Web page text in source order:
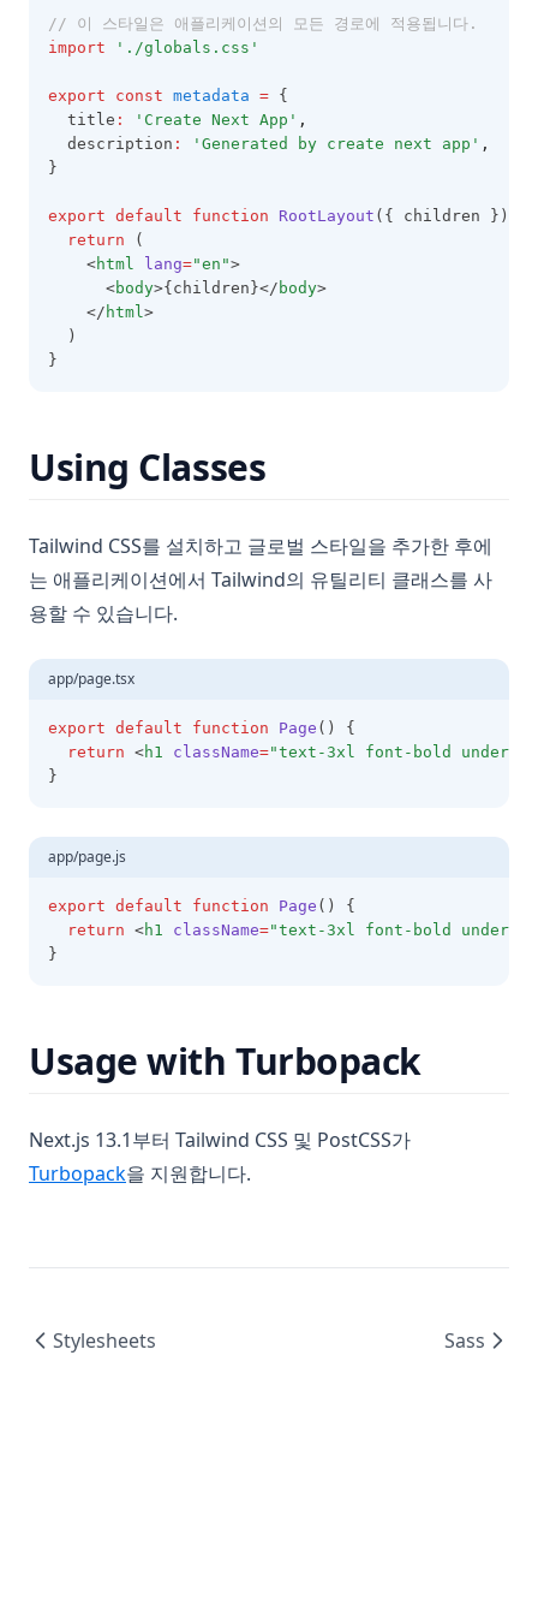
// 이 스타일은 애플리케이션의 모든 경로에 적용됩니다.
import
'./globals.css'
export const metadata = {
  title
: 'Create Next App' ,
  description
: 'Generated by create next app' ,
}
export default function RootLayout ({ children }) {
return (
    <
html lang="en">
      <
body>{children}</ body>
    </
html>
  )
}
Using Classes
Tailwind CSS를 설치하고 글로벌 스타일을 추가한 후에
는 애플리케이션에서 Tailwind의 유틸리티 클래스를 사
용할 수 있습니다.
app/page.tsx
export default function Page () {
return <h1 className="text-3xl font-bold
}
app/page.js
export default function Page () {
return <h1 className="text-3xl font-bold
}
Usage with Turbopack
Next.js 13.1부터 Tailwind CSS 및 PostCSS가
Turbopack(opens in a new tab)
을 지원합니다.
Stylesheets Sass